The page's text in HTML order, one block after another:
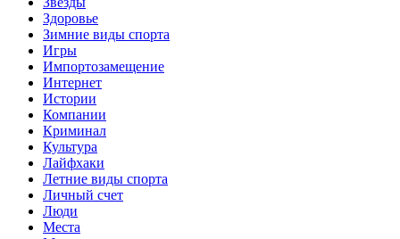
Здоровье
Зимние виды спорта
Игры
Импортозамещение
Интернет
Истории
Компании
Криминал
Культура
Лайфхаки
Летние виды спорта
Личный счет
Люди
Места